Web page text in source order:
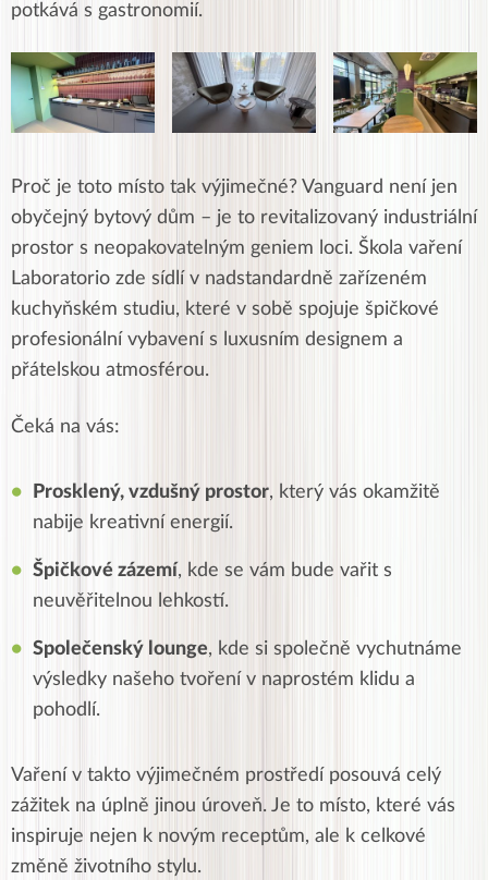
potkává s gastronomií.
Proč je toto místo tak výjimečné? Vanguard není jen
obyčejný bytový dům – je to revitalizovaný industriální
prostor s neopakovatelným geniem loci. Škola vaření
Laboratorio zde sídlí v nadstandardně zařízeném
kuchyňském studiu, které v sobě spojuje špičkové
profesionální vybavení s luxusním designem a
přátelskou atmosférou.
Čeká na vás:
Prosklený, vzdušný prostor, který vás okamžitě
nabije kreativní energií.
Špičkové zázemí, kde se vám bude vařit s
neuvěřitelnou lehkostí.
Společenský lounge, kde si společně vychutnáme
výsledky našeho tvoření v naprostém klidu a
pohodlí.
Vaření v takto výjimečném prostředí posouvá celý
zážitek na úplně jinou úroveň. Je to místo, které vás
inspiruje nejen k novým receptům, ale k celkové
změně životního stylu.